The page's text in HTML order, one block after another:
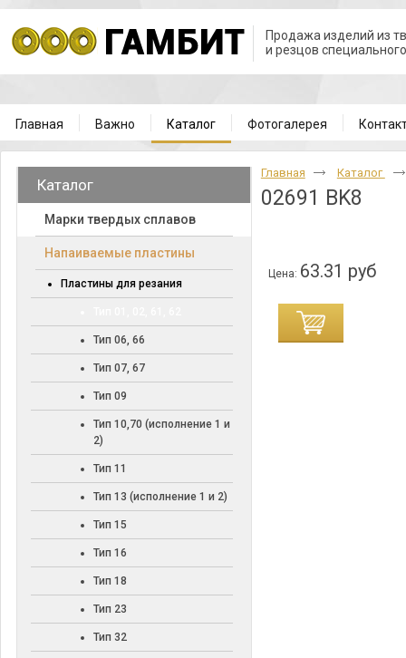
Продажа изделий из
и резцов
Главная Важно Каталог Фотогалерея
Каталог
Марки твердых сплавов
Напаиваемые пластины
Пластины для резания
Тип 06, 66
Тип 07, 67
Тип 09
Тип 10,70 (исполнение 1 и
2)
Тип 11
Тип 13 (исполнение 1 и 2)
Тип 15
Тип 16
Тип 18
Тип 23
Тип 32
Главная Каталог
02691 BK8
Цена: 63.31 руб